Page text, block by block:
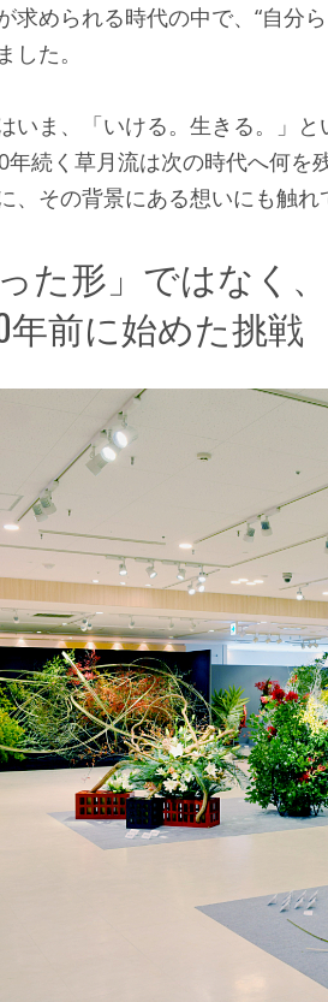
求められる時代の中で、“自分
した。
いま、「いける。生きる。」と
年続く草月流は次の時代へ何
、その背景にある想いにも触れ
った形」ではなく
年前に始めた挑戦